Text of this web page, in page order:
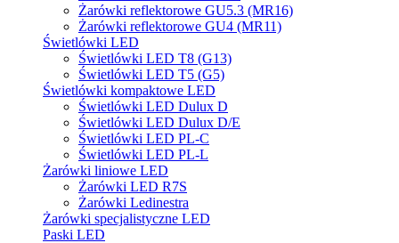
Żarówki reflektorowe GU5.3 (MR16)
Żarówki reflektorowe GU4 (MR11)
Świetlówki LED
Świetlówki LED T8 (G13)
Świetlówki LED T5 (G5)
Świetlówki kompaktowe LED
Świetlówki LED Dulux D
Świetlówki LED Dulux D/E
Świetlówki LED PL-C
Świetlówki LED PL-L
Żarówki liniowe LED
Żarówki LED R7S
Żarówki Ledinestra
Żarówki specjalistyczne LED
Paski LED